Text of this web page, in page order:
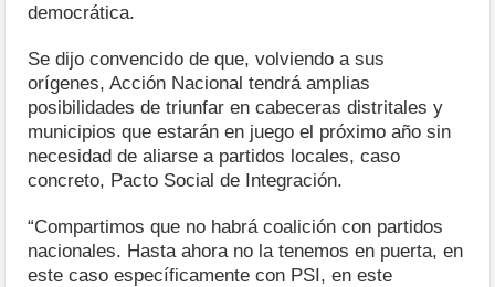
democrática.
Se dijo convencido de que, volviendo a sus
orígenes, Acción Nacional tendrá amplias
posibilidades de triunfar en cabeceras distritales y
municipios que estarán en juego el próximo año sin
necesidad de aliarse a partidos locales, caso
concreto, Pacto Social de Integración.
“Compartimos que no habrá coalición con partidos
nacionales. Hasta ahora no la tenemos en puerta, en
este caso específicamente con PSI, en este